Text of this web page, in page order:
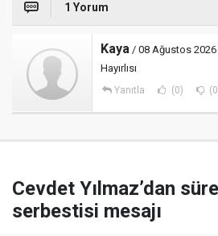
1 Yorum
Kaya / 08 Ağustos 2026
Hayırlısı
Yanıtla (0)
Cevdet Yılmaz’dan
serbestisi mesajı